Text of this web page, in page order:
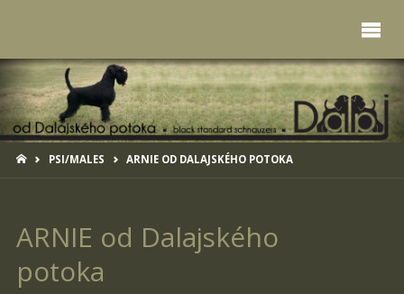
HOMEPSI/MALES ARNIE OD DALAJSKÉHO POTOKA
ARNIE od Dalajského
potoka